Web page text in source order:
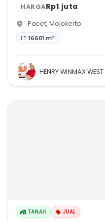
HARGARp1 juta
Pacet, Mojokerto
LT:16601 m²
HENRY WINMAX WEST
TANAH JUAL